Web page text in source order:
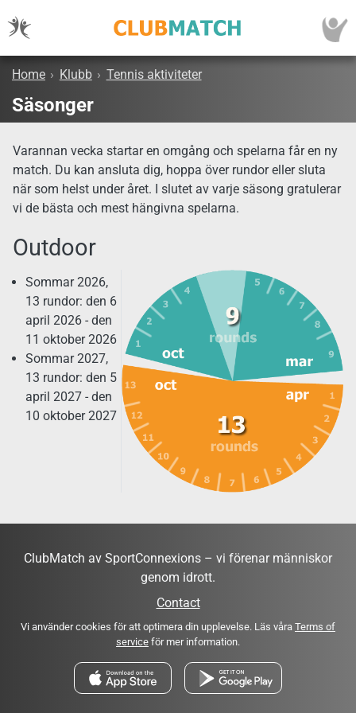
Home › Klubb › Tennis aktiviteter
Säsonger
Varannan vecka startar en omgång och spelarna får en ny
match. Du kan ansluta dig, hoppa över rundor eller sluta
när som helst under året. I slutet av varje säsong gratulerar
vi de bästa och mest hängivna spelarna.
Outdoor
Sommar 2026,
13 rundor: den 6
april 2026 - den
11 oktober 2026
Sommar 2027,
13 rundor: den 5
april 2027 - den
10 oktober 2027
ClubMatch av SportConnexions – vi förenar människor
genom idrott.
Contact
Vi använder cookies för att optimera din upplevelse. Läs våra Terms of
service för mer information.